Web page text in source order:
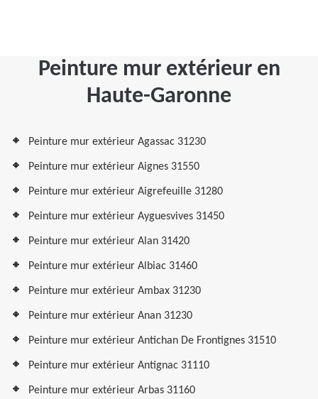
Peinture mur extérieur en
Haute-Garonne
Peinture mur extérieur Agassac 31230
Peinture mur extérieur Aignes 31550
Peinture mur extérieur Aigrefeuille 31280
Peinture mur extérieur Ayguesvives 31450
Peinture mur extérieur Alan 31420
Peinture mur extérieur Albiac 31460
Peinture mur extérieur Ambax 31230
Peinture mur extérieur Anan 31230
Peinture mur extérieur Antichan De Frontignes 31510
Peinture mur extérieur Antignac 31110
Peinture mur extérieur Arbas 31160